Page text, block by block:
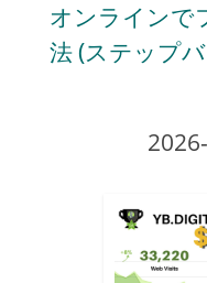
オンラインで
法 (ステップ